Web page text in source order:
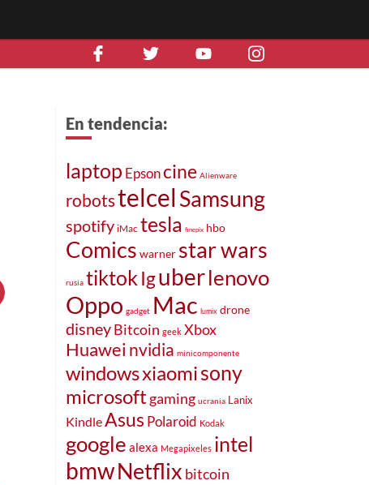
En tendencia:
laptop Epsoncine Alienware
robotstelcelSamsung
spotify iMac tesla finepix hbo
Comics warner star wars
rusia tiktok Iguberlenovo
Oppo gadget Mac lumix drone
disneyBitcoin geek Xbox
Huawei nvidia minicomponente
windowsxiaomisony
microsoftgaming ucrania Lanix
KindleAsus Polaroid Kodak
google alexa Megapixeles intel
bmwNetflix bitcoin